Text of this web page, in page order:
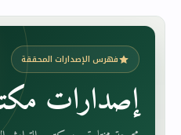
فهرس الإصدارات المحققة
إصدارات